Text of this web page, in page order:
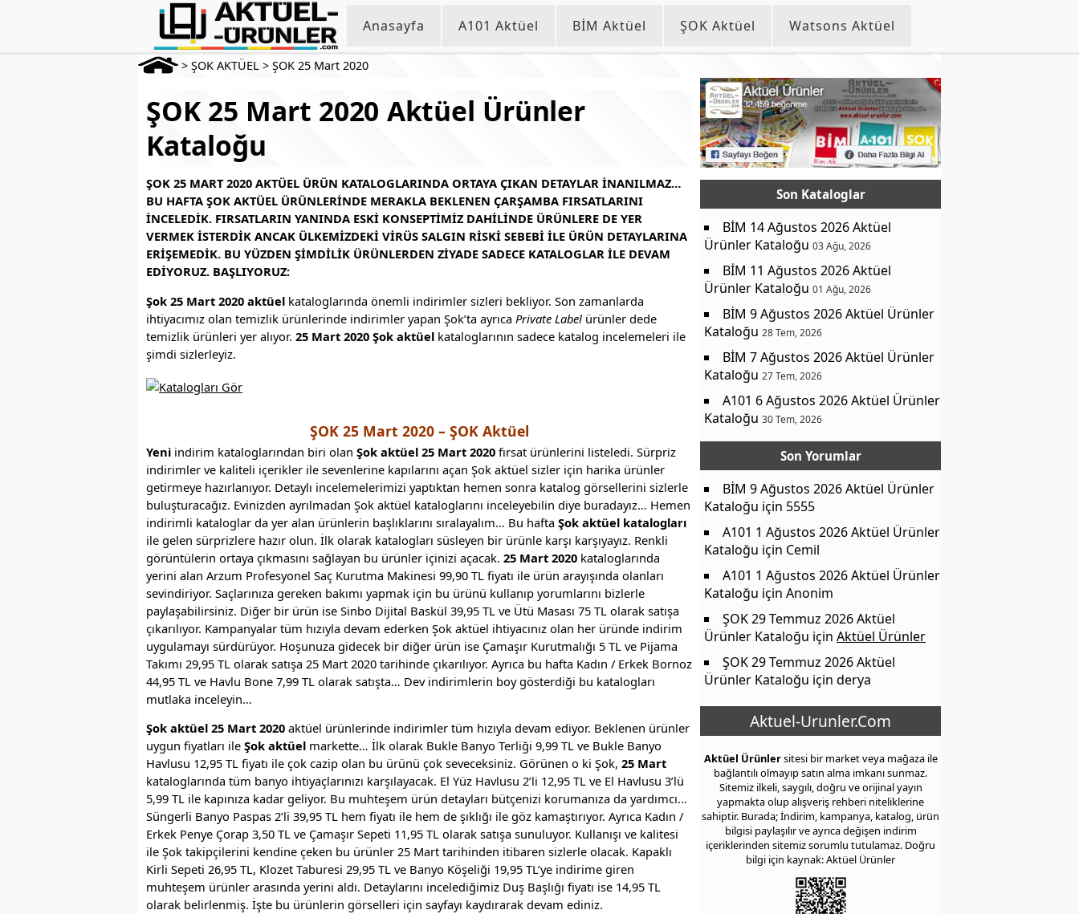
Anasayfa A101 Aktüel BİM Aktüel ŞOK Aktüel Watsons Aktüel
> ŞOK AKTÜEL > ŞOK 25 Mart 2020
ŞOK 25 Mart 2020 Aktüel Ürünler
Kataloğu
ŞOK 25 MART 2020 AKTÜEL ÜRÜN KATALOGLARINDA ORTAYA ÇIKAN DETAYLAR INANILMAZ…
BU HAFTA ŞOK AKTÜEL ÜRÜNLERINDE MERAKLA BEKLENEN ÇARŞAMBA FIRSATLARINI
INCELEDIK. FIRSATLARIN YANINDA ESKI KONSEPTIMIZ DAHILINDE ÜRÜNLERE DE YER
VERMEK ISTERDIK ANCAK ÜLKEMIZDEKI VIRÜS SALGIN RISKI SEBEBI ILE ÜRÜN DETAYLARINA
ERIŞEMEDIK. BU YÜZDEN ŞIMDILIK ÜRÜNLERDEN ZIYADE SADECE KATALOGLAR ILE DEVAM
EDIYORUZ. BAŞLIYORUZ:
Şok 25 Mart 2020 aktüel kataloglarında önemli indirimler sizleri bekliyor. Son zamanlarda
ihtiyacımız olan temizlik ürünlerinde indirimler yapan Şok’ta ayrıca Private Label ürünler dede
temizlik ürünleri yer alıyor. 25 Mart 2020 Şok aktüel kataloglarının sadece katalog incelemeleri ile
şimdi sizlerleyiz.
ŞOK 25 Mart 2020 – ŞOK Aktüel
Yeni indirim kataloglarından biri olan Şok aktüel 25 Mart 2020 fırsat ürünlerini listeledi. Sürpriz
indirimler ve kaliteli içerikler ile sevenlerine kapılarını açan Şok aktüel sizler için harika ürünler
getirmeye hazırlanıyor. Detaylı incelemelerimizi yaptıktan hemen sonra katalog görsellerini sizlerle
buluşturacağız. Evinizden ayrılmadan Şok aktüel kataloglarını inceleyebilin diye buradayız… Hemen
indirimli kataloglar da yer alan ürünlerin başlıklarını sıralayalım… Bu hafta Şok aktüel katalogları
ile gelen sürprizlere hazır olun. İlk olarak katalogları süsleyen bir ürünle karşı karşıyayız. Renkli
görüntülerin ortaya çıkmasını sağlayan bu ürünler içinizi açacak. 25 Mart 2020 kataloglarında
yerini alan Arzum Profesyonel Saç Kurutma Makinesi 99,90 TL fiyatı ile ürün arayışında olanları
sevindiriyor. Saçlarınıza gereken bakımı yapmak için bu ürünü kullanıp yorumlarını bizlerle
paylaşabilirsiniz. Diğer bir ürün ise Sinbo Dijital Baskül 39,95 TL ve Ütü Masası 75 TL olarak satışa
çıkarılıyor. Kampanyalar tüm hızıyla devam ederken Şok aktüel ihtiyacınız olan her üründe indirim
uygulamayı sürdürüyor. Hoşunuza gidecek bir diğer ürün ise Çamaşır Kurutmalığı 5 TL ve Pijama
Takımı 29,95 TL olarak satışa 25 Mart 2020 tarihinde çıkarılıyor. Ayrıca bu hafta Kadın / Erkek Bornoz
44,95 TL ve Havlu Bone 7,99 TL olarak satışta… Dev indirimlerin boy gösterdiği bu katalogları
mutlaka inceleyin…
Şok aktüel 25 Mart 2020 aktüel ürünlerinde indirimler tüm hızıyla devam ediyor. Beklenen ürünler
uygun fiyatları ile Şok aktüel markette… İlk olarak Bukle Banyo Terliği 9,99 TL ve Bukle Banyo
Havlusu 12,95 TL fiyatı ile çok cazip olan bu ürünü çok seveceksiniz. Görünen o ki Şok, 25 Mart
kataloglarında tüm banyo ihtiyaçlarınızı karşılayacak. El Yüz Havlusu 2’li 12,95 TL ve El Havlusu 3’lü
5,99 TL ile kapınıza kadar geliyor. Bu muhteşem ürün detayları bütçenizi korumanıza da yardımcı…
Süngerli Banyo Paspas 2’li 39,95 TL hem fiyatı ile hem de şıklığı ile göz kamaştırıyor. Ayrıca Kadın /
Erkek Penye Çorap 3,50 TL ve Çamaşır Sepeti 11,95 TL olarak satışa sunuluyor. Kullanışı ve kalitesi
ile Şok takipçilerini kendine çeken bu ürünler 25 Mart tarihinden itibaren sizlerle olacak. Kapaklı
Kirli Sepeti 26,95 TL, Klozet Taburesi 29,95 TL ve Banyo Köşeliği 19,95 TL’ye indirime giren
muhteşem ürünler arasında yerini aldı. Detaylarını incelediğimiz Duş Başlığı fiyatı ise 14,95 TL
olarak belirlenmiş. İşte bu ürünlerin görselleri için sayfayı kaydırarak devam ediniz.
Son Kataloglar
BİM 14 Ağustos 2026 Aktüel
Ürünler Kataloğu 03 Ağu, 2026
BİM 11 Ağustos 2026 Aktüel
Ürünler Kataloğu 01 Ağu, 2026
BİM 9 Ağustos 2026 Aktüel Ürünler
Kataloğu 28 Tem, 2026
BİM 7 Ağustos 2026 Aktüel Ürünler
Kataloğu 27 Tem, 2026
A101 6 Ağustos 2026 Aktüel Ürünler
Kataloğu 30 Tem, 2026
Son Yorumlar
BİM 9 Ağustos 2026 Aktüel Ürünler
Kataloğu için 5555
A101 1 Ağustos 2026 Aktüel Ürünler
Kataloğu için Cemil
A101 1 Ağustos 2026 Aktüel Ürünler
Kataloğu için Anonim
ŞOK 29 Temmuz 2026 Aktüel
Ürünler Kataloğu için Aktüel Ürünler
ŞOK 29 Temmuz 2026 Aktüel
Ürünler Kataloğu için derya
Aktuel-Urunler.Com
Aktüel Ürünlersitesi bir market veya mağaza ile
bağlantılı olmayıp satın alma imkanı sunmaz.
Sitemiz ilkeli, saygılı, doğru ve orijinal yayın
yapmakta olup alışveriş rehberi niteliklerine
sahiptir. Burada; İndirim, kampanya, katalog, ürün
bilgisi paylaşılır ve ayrıca değişen indirim
içeriklerinden sitemiz sorumlu tutulamaz. Doğru
bilgi için kaynak: Aktüel Ürünler